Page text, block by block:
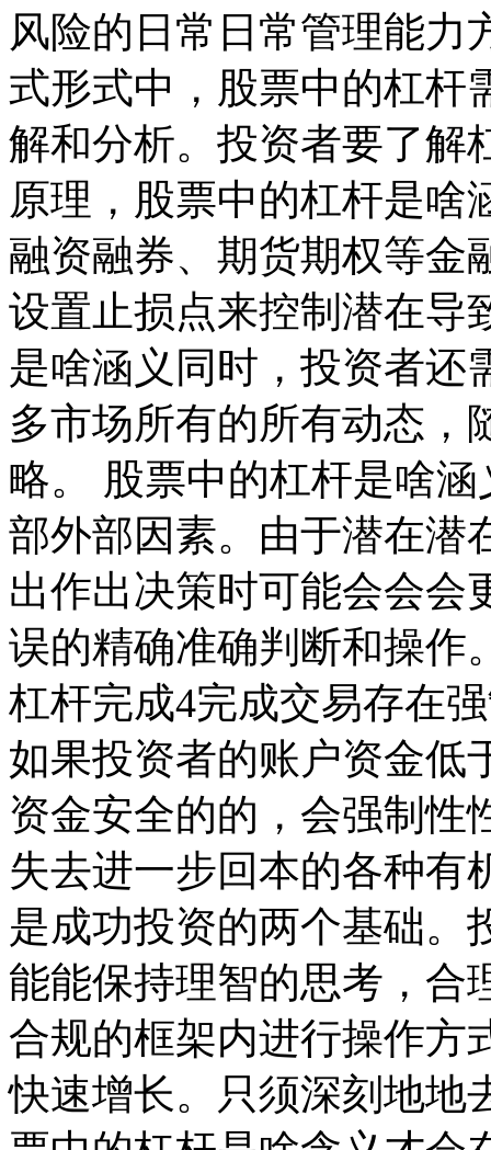
风险的日常日常管理能力
式形式中，股票中的杠杆
解和分析。投资者要了解
原理，股票中的杠杆是啥
融资融券、期货期权等金
设置止损点来控制潜在导
是啥涵义同时，投资者还
多市场所有的所有动态，
略。 股票中的杠杆是啥
部外部因素。由于潜在潜
出作出决策时可能会会
误的精确准确判断和操作
杠杆完成4完成交易存在
如果投资者的账户资金低
资金安全的的，会强制性
失去进一步回本的各种有
是成功投资的两个基础。
能能保持理智的思考，合
合规的框架内进行操作方
快速增长。只须深刻地地